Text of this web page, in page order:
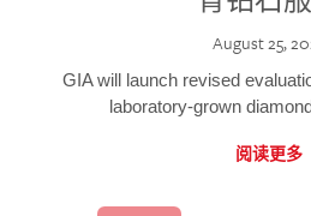
August 25,
GIA will launch revised
laboratory-grown
阅读更多